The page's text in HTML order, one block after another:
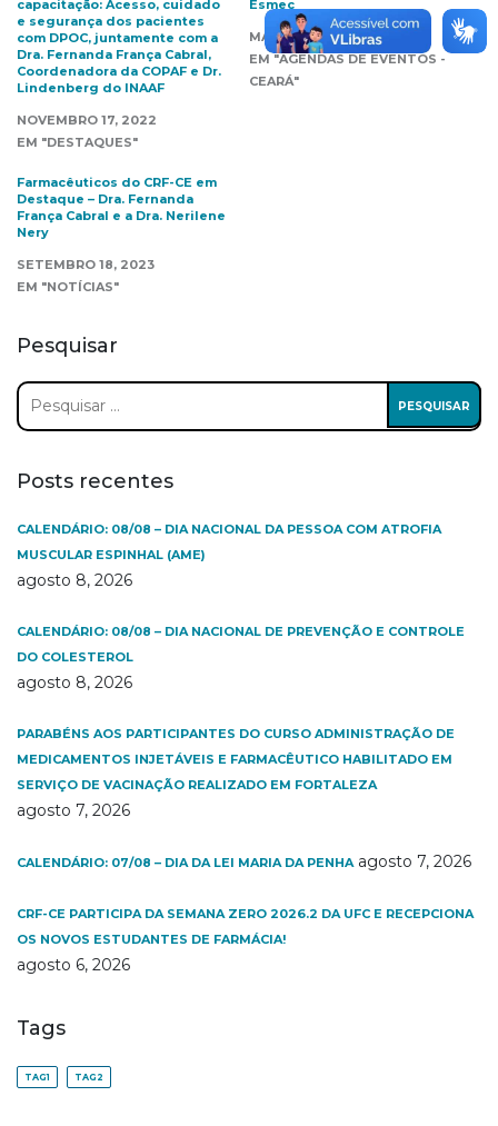
capacitação: Acesso, cuidado
e segurança dos pacientes
com DPOC, juntamente com a
Dra. Fernanda França Cabral,
Coordenadora da COPAF e Dr.
Lindenberg do INAAF
NOVEMBRO 17, 2022
EM "DESTAQUES"
Esmec
MAIO 27, 2019
EM "AGENDAS DE EVENTOS -
CEARÁ"
Farmacêuticos do CRF-CE em
Destaque – Dra. Fernanda
França Cabral e a Dra. Nerilene
Nery
SETEMBRO 18, 2023
EM "NOTÍCIAS"
Pesquisar
Pesquisar
por:
Posts recentes
CALENDÁRIO: 08/08 – DIA NACIONAL DA PESSOA COM ATROFIA
MUSCULAR ESPINHAL (AME)
agosto 8, 2026
CALENDÁRIO: 08/08 – DIA NACIONAL DE PREVENÇÃO E CONTROLE
DO COLESTEROL
agosto 8, 2026
PARABÉNS AOS PARTICIPANTES DO CURSO ADMINISTRAÇÃO DE
MEDICAMENTOS INJETÁVEIS E FARMACÊUTICO HABILITADO EM
SERVIÇO DE VACINAÇÃO REALIZADO EM FORTALEZA
agosto 7, 2026
CALENDÁRIO: 07/08 – DIA DA LEI MARIA DA PENHA agosto 7, 2026
CRF-CE PARTICIPA DA SEMANA ZERO 2026.2 DA UFC E RECEPCIONA
OS NOVOS ESTUDANTES DE FARMÁCIA!
agosto 6, 2026
Tags
TAG1 TAG2